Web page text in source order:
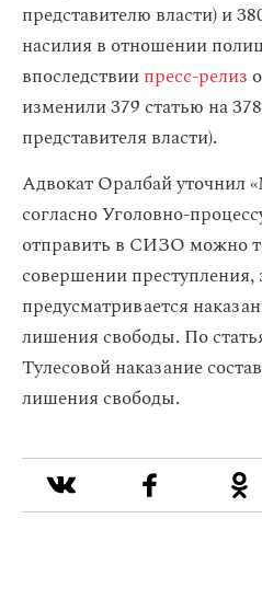
представителю власти) и
насилия в отношении
впоследствиипресс-релиз
изменили 379 статью на
представителя власти).
Адвокат Оралбай уточнил
согласно Уголовно-
отправить в СИЗО можно
совершении преступления,
предусматривается
лишения свободы. По
Тулесовой наказание
лишения свободы.